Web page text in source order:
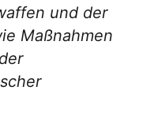
und der
Maßnahmen